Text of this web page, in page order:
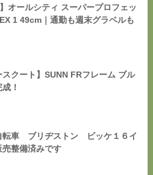
オールシティ スーパープロフェッ
1 49cm｜通勤も週末グラベルも
スクート】SUNN FRフレーム ブル
！
転車 ブリヂストン ビッケ１６イ
整備済みです